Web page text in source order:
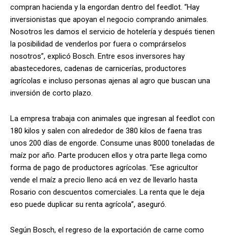
compran hacienda y la engordan dentro del feedlot. “Hay
inversionistas que apoyan el negocio comprando animales.
Nosotros les damos el servicio de hotelería y después tienen
la posibilidad de venderlos por fuera o comprárselos
nosotros”, explicó Bosch. Entre esos inversores hay
abastecedores, cadenas de carnicerías, productores
agrícolas e incluso personas ajenas al agro que buscan una
inversión de corto plazo.
La empresa trabaja con animales que ingresan al feedlot con
180 kilos y salen con alrededor de 380 kilos de faena tras
unos 200 días de engorde. Consume unas 8000 toneladas de
maíz por año. Parte producen ellos y otra parte llega como
forma de pago de productores agrícolas. “Ese agricultor
vende el maíz a precio lleno acá en vez de llevarlo hasta
Rosario con descuentos comerciales. La renta que le deja
eso puede duplicar su renta agrícola”, aseguró.
Según Bosch, el regreso de la exportación de carne como